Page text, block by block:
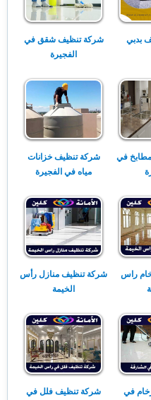
بدبي
شركة تنظيف شقق في
الفجيرة
في
شركة تنظيف خزانات
مياه في الفجيرة
راس
شركة تنظيف منازل رأس
الخيمة
في
شركة تنظيف فلل في